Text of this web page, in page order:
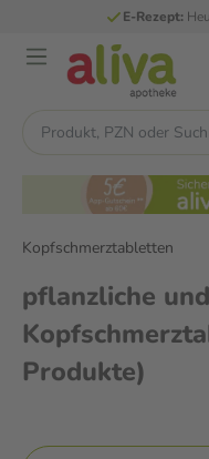
E-Rezept:
Kopfschmerztabletten
pflanzliche
Produkte)